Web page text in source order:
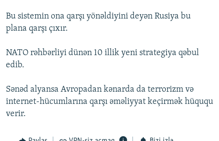
XƏBƏR BÜLLETENLƏRIMIZ
Bu sistemin ona qarşı yönəldiyini deyən Rusiya bu
plana qarşı çıxır.
NATO rəhbərliyi dünən 10 illik yeni strategiya qəbul
edib.
Sənəd alyansa Avropadan kənarda da terrorizm və
internet-hücumlarına qarşı əməliyyat keçirmək hüququ
verir.